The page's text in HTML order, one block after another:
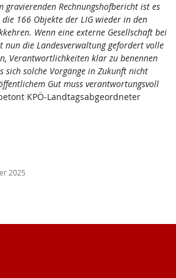
gravierenden Rechnungshofbericht ist es
166 Objekte der LIG wieder in den
Wenn eine externe Gesellschaft bei
nun die Landesverwaltung gefordert volle
Verantwortlichkeiten klar zu benennen
sich solche Vorgänge in Zukunft nicht
Gut muss verantwortungsvoll
KPÖ-Landtagsabgeordneter
2025